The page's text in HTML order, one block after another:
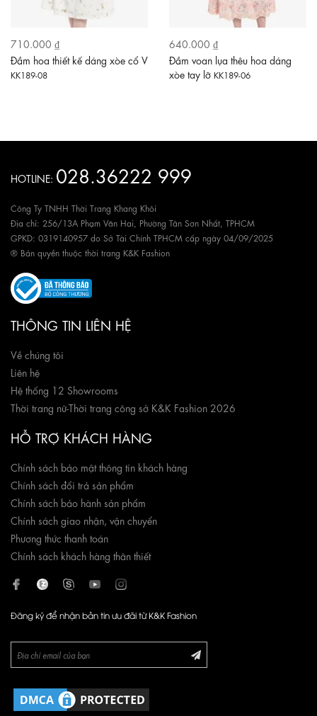
710.000 ₫
Đầm hoa thiết kế dáng xòe cổ V
KK189-08
640.000 ₫
Đầm voan lụa thêu hoa dáng
xòe tay lỡ KK189-06
HOTLINE: 028.36222 999
Công Ty TNHH Thời Trang Khang Khôi
Địa chỉ: 256/13A Phạm Văn Hai, Phường Tân Sơn Nhất, TPHCM
GPKD: 0319140957 do Sở Tài Chính TPHCM cấp ngày 04/09/2025
® Bản quyền thuộc thời trang K&K Fashion
THÔNG TIN LIÊN HỆ
Về chúng tôi
Liên hệ
Hệ thống 12 Showrooms
Thời trang nữ-Thời trang công sở K&K Fashion 2026
HỖ TRỢ KHÁCH HÀNG
Chính sách bảo mật thông tin khách hàng
Chính sách đổi trả sản phẩm
Chính sách bảo hành sản phẩm
Chính sách giao nhận, vận chuyển
Phương thức thanh toán
Chính sách khách hàng thân thiết
Đăng ký để nhận bản tin ưu đãi từ K&K Fashion